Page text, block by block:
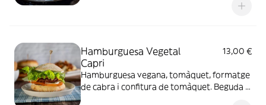
Hamburguesa Vegetal
Capri
13,00 €
Hamburguesa vegana, tomàquet, formatge
de cabra i confitura de tomàquet. Beguda i